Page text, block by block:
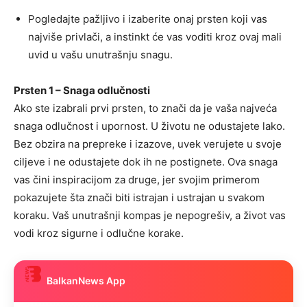
Pogledajte pažljivo i izaberite onaj prsten koji vas
najviše privlači, a instinkt će vas voditi kroz ovaj mali
uvid u vašu unutrašnju snagu.
Prsten 1 – Snaga odlučnosti
Ako ste izabrali prvi prsten, to znači da je vaša najveća
snaga odlučnost i upornost. U životu ne odustajete lako.
Bez obzira na prepreke i izazove, uvek verujete u svoje
ciljeve i ne odustajete dok ih ne postignete. Ova snaga
vas čini inspiracijom za druge, jer svojim primerom
pokazujete šta znači biti istrajan i ustrajan u svakom
koraku. Vaš unutrašnji kompas je nepogrešiv, a život vas
vodi kroz sigurne i odlučne korake.
BalkanNews App